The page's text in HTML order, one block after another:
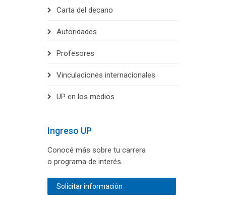
Carta del decano
Autoridades
Profesores
Vinculaciones internacionales
UP en los medios
Ingreso UP
Conocé más sobre tu carrera
o programa de interés.
Solicitar información